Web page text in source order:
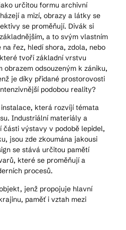
určitou formu archivní
a mizí, obrazy a látky se
se proměňují. Divák si
a to svým vlastním
na řez, hledí shora, zdola, nebo
tvoří základní vrstvu
obrazem odsouzeným k zániku,
je díky přidané prostorovosti
podobou reality?
která rozvíjí témata
Industriální materiály a
části výstavy v podobě lepidel,
jsou zde zkoumána jakousi
se stává určitou pamětí
které se proměňují a
procesů.
jenž propojuje hlavní
paměť i vztah mezi